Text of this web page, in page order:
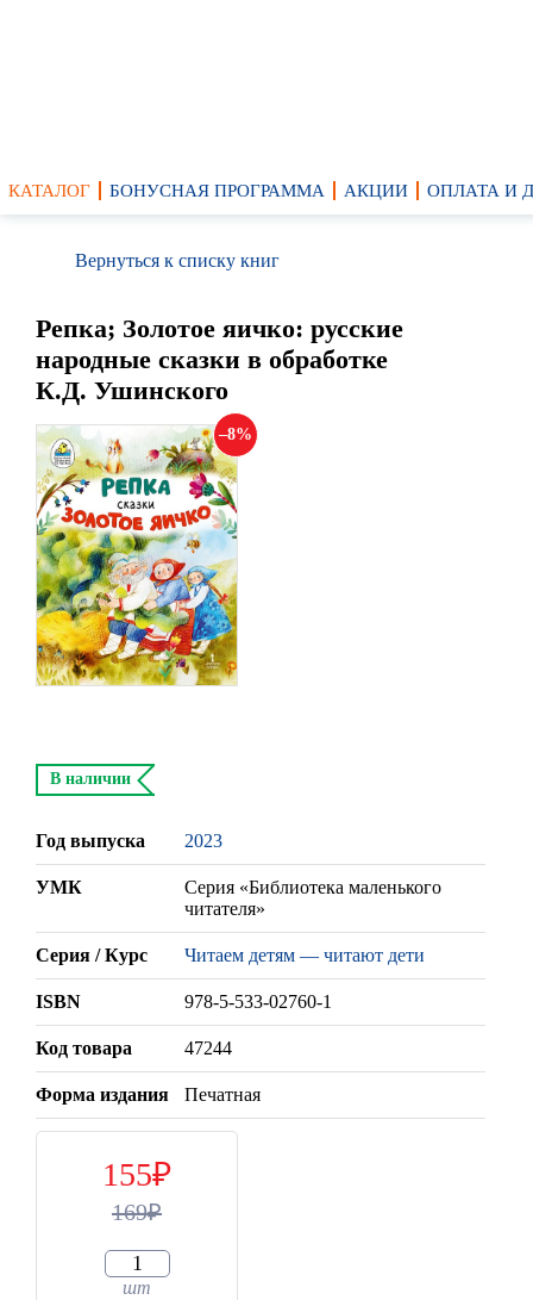
КАТАЛОГ БОНУСНАЯ ПРОГРАММА АКЦИИ ОПЛАТА И
Вернуться к списку книг
Репка; Золотое яичко: русские
народные сказки в обработке
К.Д. Ушинского
8
В наличии
Год выпуска 2023
УМК
Серия «Библиотека маленького
читателя»
Серия / Курс Читаем детям — читают дети
ISBN 978-5-533-02760-1
Код товара 47244
Форма издания Печатная
155
169
шт